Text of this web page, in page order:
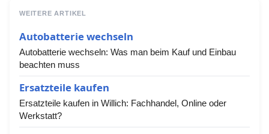
WEITERE ARTIKEL
Autobatterie wechseln
Autobatterie wechseln: Was man beim Kauf und Einbau
beachten muss
Ersatzteile kaufen
Ersatzteile kaufen in Willich: Fachhandel, Online oder
Werkstatt?